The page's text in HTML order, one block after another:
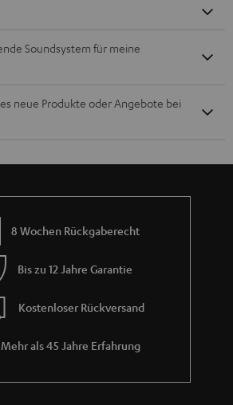
Soundsystem für meine
neue Produkte oder Angebote bei
8 Wochen Rückgaberecht
Bis zu 12 Jahre Garantie
Kostenloser Rückversand
Mehr als 45 Jahre Erfahrung